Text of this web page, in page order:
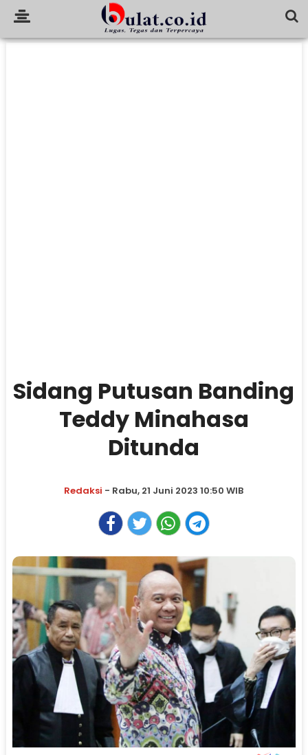
Sidang Putusan Banding
Teddy Minahasa
Ditunda
Redaksi - Rabu, 21 Juni 2023 10:50 WIB